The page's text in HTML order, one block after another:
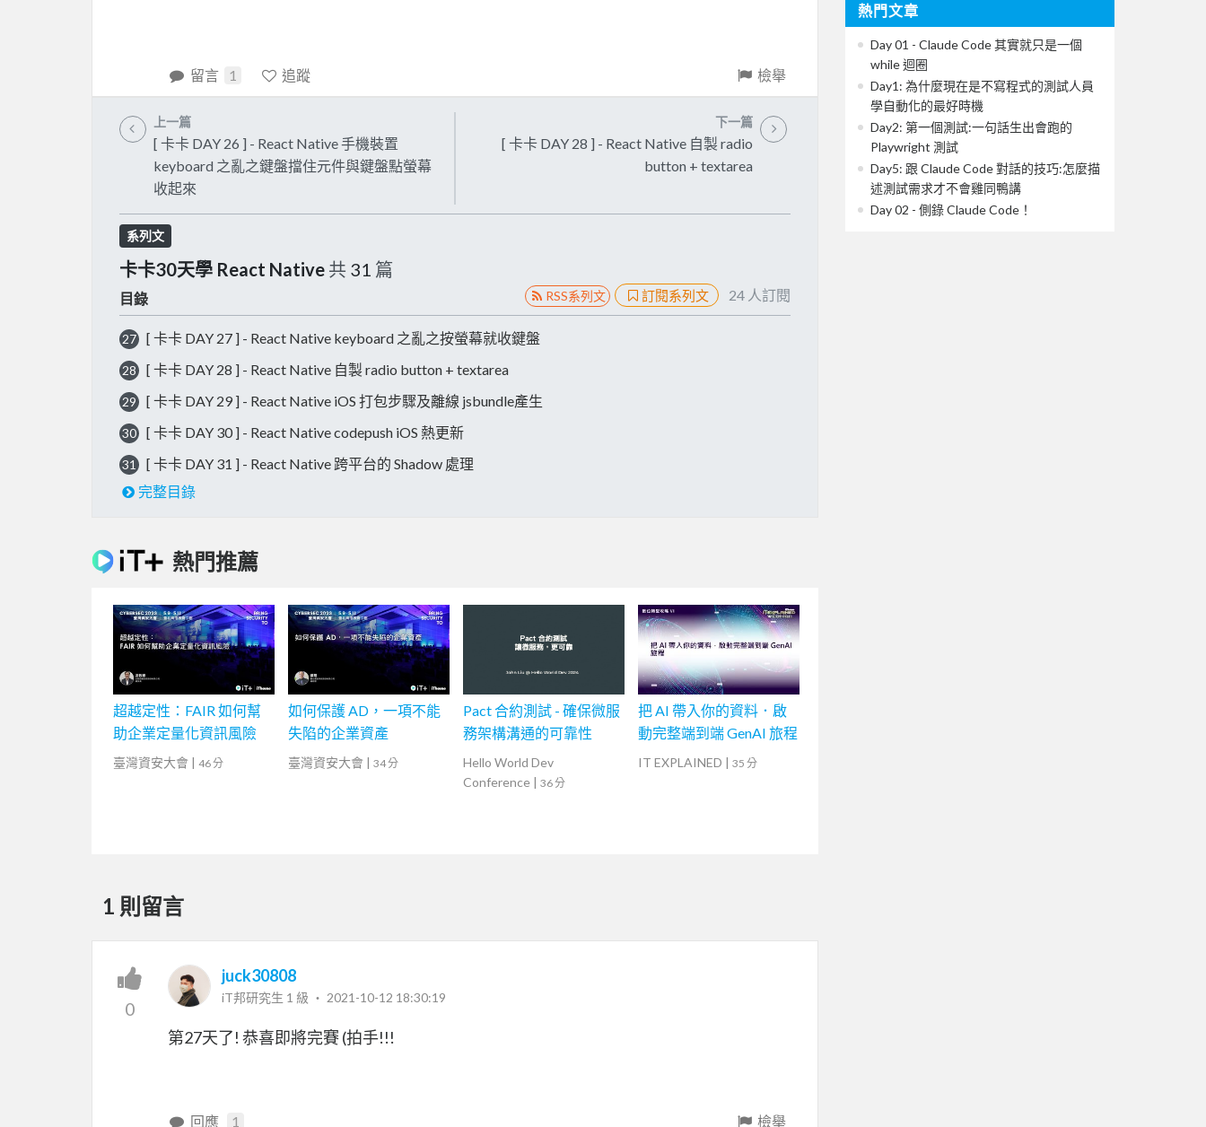
留言 1 追蹤 檢舉
上一篇
[ 卡卡 DAY 26 ] - React Native 手機裝置
keyboard 之亂之鍵盤擋住元件與鍵盤點螢幕
收起來
下一篇
[ 卡卡 DAY 28 ] - React Native 自製 radio
button + textarea
系列文
卡卡30天學 React Native 共 31 篇
目錄 RSS系列文 訂閱系列文 24 人訂閱
27 [ 卡卡 DAY 27 ] - React Native keyboard 之亂之按螢幕就收鍵盤
28 [ 卡卡 DAY 28 ] - React Native 自製 radio button + textarea
29 [ 卡卡 DAY 29 ] - React Native iOS 打包步驟及離線 jsbundle產生
30 [ 卡卡 DAY 30 ] - React Native codepush iOS 熱更新
31
[ 卡卡 DAY 31 ] - React Native 跨平台的 Shadow 處理
完整目錄
熱門推薦
超越定性：FAIR 如何幫
助企業定量化資訊風險
臺灣資安大會 | 46 分
如何保護 AD，一項不能
失陷的企業資產
臺灣資安大會 | 34 分
Pact 合約測試 - 確保微服
務架構溝通的可靠性
Hello World Dev
Conference | 36 分
把 AI 帶入你的資料．啟
動完整端到端 GenAI 旅程
IT EXPLAINED | 35 分
1 則留言
0
juck30808
iT邦研究生 1 級 ‧ 2021-10-12 18:30:19
第27天了! 恭喜即將完賽 (拍手!!!
回應 1 檢舉
熱門文章
Day 01 - Claude Code 其實就只是一個
while 迴圈
Day1: 為什麼現在是不寫程式的測試人員
學自動化的最好時機
Day2: 第一個測試:一句話生出會跑的
Playwright 測試
Day5: 跟 Claude Code 對話的技巧:怎麼描
述測試需求才不會雞同鴨講
Day 02 - 側錄 Claude Code！